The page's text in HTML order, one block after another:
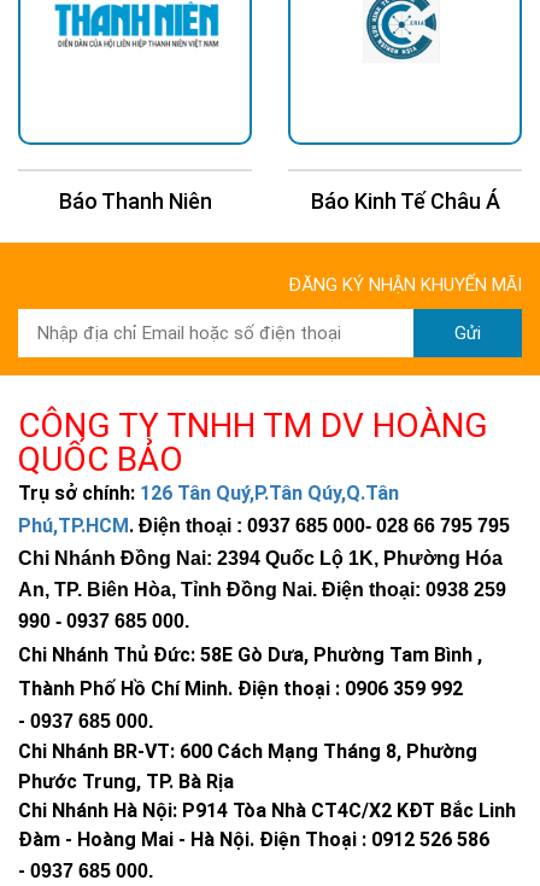
Báo Thanh Niên Báo Kinh Tế Châu Á
ĐĂNG KÝ NHẬN KHUYẾN MÃI
Gửi
CÔNG TY TNHH TM DV HOÀNG
QUỐC BẢO
Trụ sở chính: 126 Tân Quý,P.Tân Qúy,Q.Tân
Phú,TP.HCM. Điện thoại : 0937 685 000- 028 66 795 795
Chi Nhánh Đồng Nai: 2394 Quốc Lộ 1K, Phường Hóa
An, TP. Biên Hòa, Tỉnh Đồng Nai. Điện thoại: 0938 259
990 - 0937 685 000.
Chi Nhánh Thủ Đức: 58E Gò Dưa, Phường Tam Bình ,
Thành Phố Hồ Chí Minh. Điện thoại : 0906 359 992
- 0937 685 000.
Chi Nhánh BR-VT: 600 Cách Mạng Tháng 8, Phường
Phước Trung, TP. Bà Rịa
Chi Nhánh Hà Nội: P914 Tòa Nhà CT4C/X2 KĐT Bắc Linh
Đàm - Hoàng Mai - Hà Nội. Điện Thoại : 0912 526 586
- 0937 685 000.